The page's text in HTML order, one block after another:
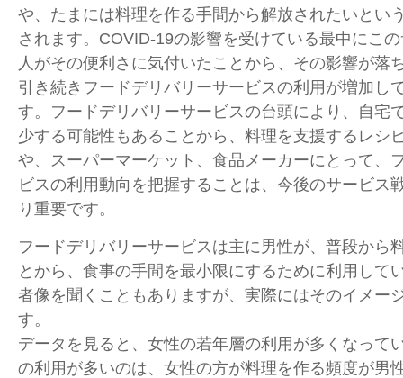
や、たまには料理を作る手間から解放されたいとい
されます。 COVID-19の影響を受けている最中にこ
人がその便利さに気付いたことから、その影響が落
引き続きフードデリバリーサービスの利用が増加し
す。フードデリバリーサービスの台頭により、自宅
少する可能性もあることから、料理を支援するレシ
や、スーパーマーケット、食品メーカーにとって、
ビスの利用動向を把握することは、今後のサービス
り重要です。
フードデリバリーサービスは主に男性が、普段から
とから、食事の手間を最小限にするために利用して
者像を聞くこともありますが、実際にはそのイメー
す。
データを見ると、女性の若年層の利用が多くなって
の利用が多いのは、女性の方が料理を作る頻度が男